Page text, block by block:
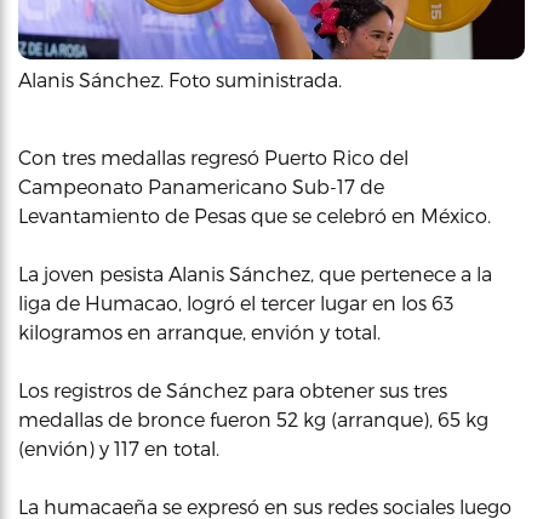
Alanis Sánchez. Foto suministrada.
Con tres medallas regresó Puerto Rico del
Campeonato Panamericano Sub-17 de
Levantamiento de Pesas que se celebró en México.
La joven pesista Alanis Sánchez, que pertenece a la
liga de Humacao, logró el tercer lugar en los 63
kilogramos en arranque, envión y total.
Los registros de Sánchez para obtener sus tres
medallas de bronce fueron 52 kg (arranque), 65 kg
(envión) y 117 en total.
La humacaeña se expresó en sus redes sociales luego